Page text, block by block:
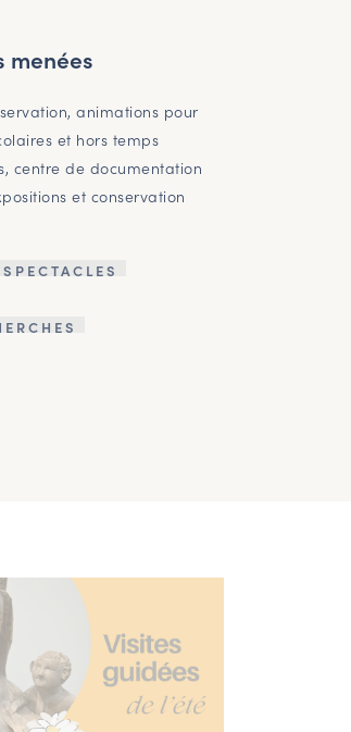
menées
animations pour
et hors temps
centre de documentation
et conservation